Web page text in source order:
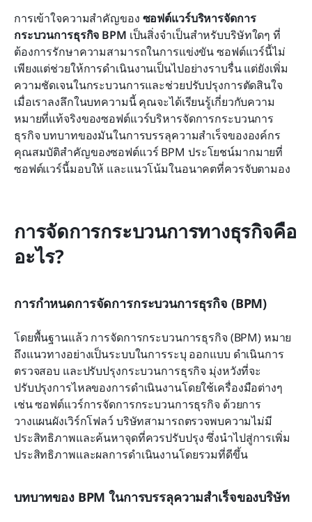
การเข้าใจความสำคัญของ ซอฟต์แวร์บริหารจัดการ
กระบวนการธุรกิจ BPM เป็นสิ่งจำเป็นสำหรับบริษัทใดๆ ที่
ต้องการรักษาความสามารถในการแข่งขัน ซอฟต์แวร์นี้ไม่
เพียงแต่ช่วยให้การดำเนินงานเป็นไปอย่างราบรื่น แต่ยังเพิ่ม
ความชัดเจนในกระบวนการและช่วยปรับปรุงการตัดสินใจ
เมื่อเราลงลึกในบทความนี้ คุณจะได้เรียนรู้เกี่ยวกับความ
หมายที่แท้จริงของซอฟต์แวร์บริหารจัดการกระบวนการ
ธุรกิจ บทบาทของมันในการบรรลุความสำเร็จขององค์กร
คุณสมบัติสำคัญของซอฟต์แวร์ BPM ประโยชน์มากมายที่
ซอฟต์แวร์นี้มอบให้ และแนวโน้มในอนาคตที่ควรจับตามอง
การจัดการกระบวนการทางธุรกิจคือ
อะไร?
การกำหนดการจัดการกระบวนการธุรกิจ (BPM)
โดยพื้นฐานแล้ว การจัดการกระบวนการธุรกิจ (BPM) หมาย
ถึงแนวทางอย่างเป็นระบบในการระบุ ออกแบบ ดำเนินการ
ตรวจสอบ และปรับปรุงกระบวนการธุรกิจ มุ่งหวังที่จะ
ปรับปรุงการไหลของการดำเนินงานโดยใช้เครื่องมือต่างๆ
เช่น ซอฟต์แวร์การจัดการกระบวนการธุรกิจ ด้วยการ
วางแผนผังเวิร์กโฟลว์ บริษัทสามารถตรวจพบความไม่มี
ประสิทธิภาพและค้นหาจุดที่ควรปรับปรุง ซึ่งนำไปสู่การเพิ่ม
ประสิทธิภาพและผลการดำเนินงานโดยรวมที่ดีขึ้น
บทบาทของ BPM ในการบรรลุความสำเร็จของบริษัท
คำถามที่พบบ่อย